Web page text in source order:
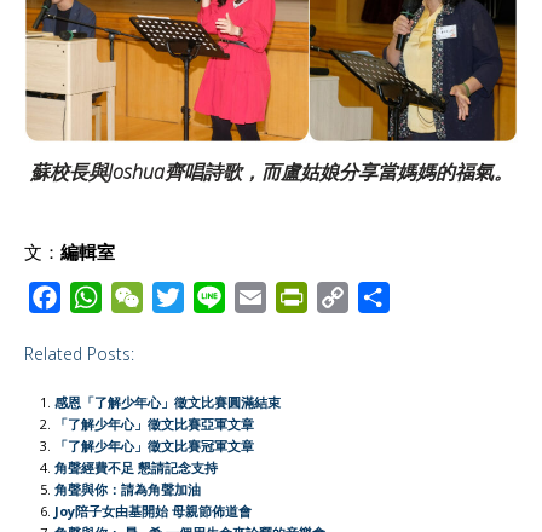
蘇校長與Joshua齊唱詩歌，而盧姑娘分享當媽媽的福氣。
文： 編輯室
c
e
b
o
o
k
W
a
t
s
A
p
p
W
h
a
t
t
t
e
r
e
i
Related Posts:
感恩「了解少年心」徵文比賽圓滿結束
「了解少年心」徵文比賽亞軍文章
「了解少年心」徵文比賽冠軍文章
角聲經費不足 懇請記念支持
角聲與你：請為角聲加油
Joy陪子女由基開始 母親節佈道會